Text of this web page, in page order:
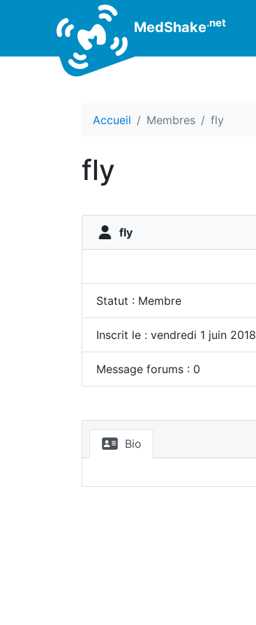
MedShake.net
Accueil Membres fly
fly
fly
Statut : Membre
Inscrit le : vendredi 1 juin 2018
Message forums : 0
Bio